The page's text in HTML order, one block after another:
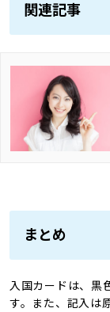
関連記事
まとめ
入国カードは、黒
す。また、記入は